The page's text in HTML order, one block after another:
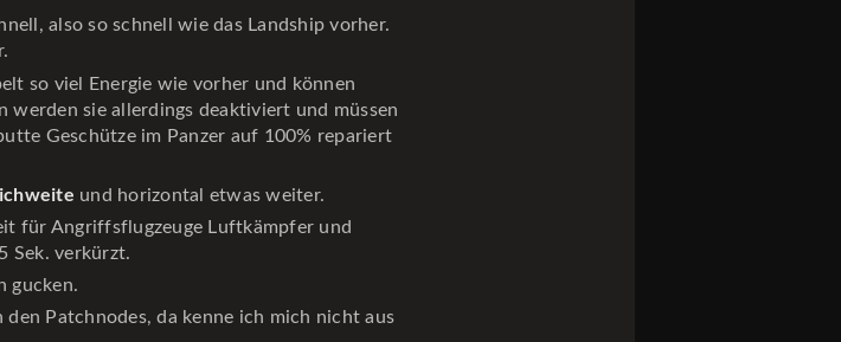
also so schnell wie das Landship vorher.
so viel Energie wie vorher und können
werden sie allerdings deaktiviert und müssen
Geschütze im Panzer auf 100% repariert
und horizontal etwas weiter.
für Angriffsflugzeuge Luftkämpfer und
Sek. verkürzt.
gucken.
den Patchnodes, da kenne ich mich nicht aus